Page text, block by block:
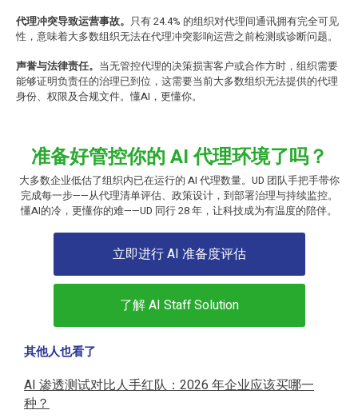
代理冲突导致运营事故。 只有 24.4% 的组织对代理间通讯拥有完全可见
性，意味着大多数组织无法在代理冲突影响运营之前检测或诊断问题。
声誉与法律责任。 当无管控代理的决策损害客户或合作方时，组织需要
能够证明负责任的治理已到位，这需要当前大多数组织无法提供的代理
身份、权限及合规文件。懂AI，更懂你。
准备好管控你的 AI 代理环境了吗？
大多数企业低估了组织内已在运行的 AI 代理数量。UD 团队手把手带你
完成每一步——从代理清单评估、政策设计，到部署治理与持续监控。
懂AI的冷，更懂你的难——UD 同行 28 年，让科技成为有温度的陪伴。
立即进行 AI 准备度评估
了解 AI Staff Solution
其他人也看了
AI 渗透测试对比人手红队：2026 年企业应该买哪一
种？